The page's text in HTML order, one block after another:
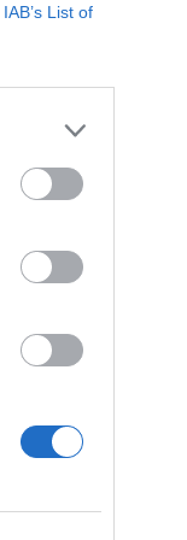
IAB’s List of
Paula Sintorres,
la selecció
08 maig 2026